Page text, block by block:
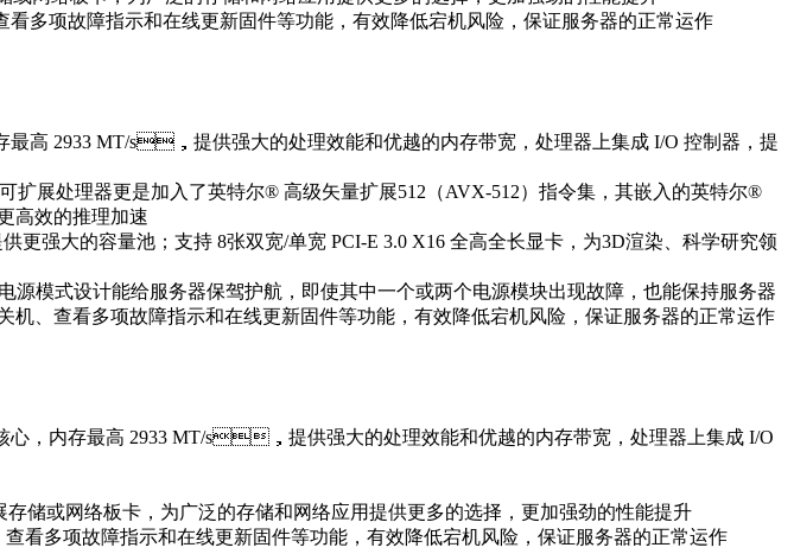
看多项故障指示和在线更新固件等功能，有效降低宕机风险，保证服务器的正常运作
高 2933 MT/s，提供强大的处理效能和优越的内存带宽，处理器上集成 I/O 控制器，提
扩展处理器更是加入了英特尔® 高级矢量扩展512（AVX-512）指令集，其嵌入的英特尔®
高效的推理加速
大的容量池；支持 8张双宽/单宽 PCI-E 3.0 X16 全高全长显卡，为3D渲染、科学研究领
源模式设计能给服务器保驾护航，即使其中一个或两个电源模块出现故障，也能保持服务器
关机、查看多项故障指示和在线更新固件等功能，有效降低宕机风险，保证服务器的正常运作
，内存最高 2933 MT/s，提供强大的处理效能和优越的内存带宽，处理器上集成 I/O
储或网络板卡，为广泛的存储和网络应用提供更多的选择，更加强劲的性能提升
查看多项故障指示和在线更新固件等功能，有效降低宕机风险，保证服务器的正常运作